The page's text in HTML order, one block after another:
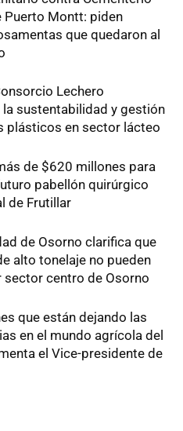
Puerto Montt: piden
que quedaron al
Lechero
la sustentabilidad y gestión
plásticos en sector lácteo
de $620 millones para
pabellón quirúrgico
de Frutillar
de Osorno clarifica que
alto tonelaje no pueden
sector centro de Osorno
que están dejando las
en el mundo agrícola del
el Vice-presidente de